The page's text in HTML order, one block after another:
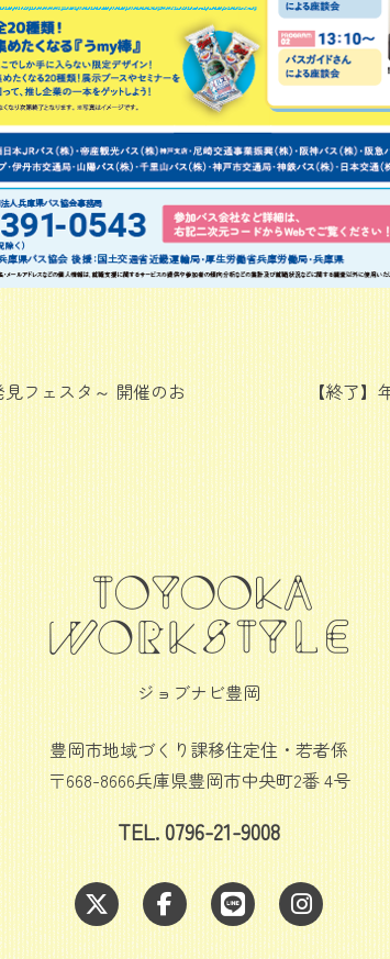
フェスタ～ 開催のお
【終了】
ジョブナビ豊岡
豊岡市地域づくり課移住定住・若者係
〒668-8666兵庫県豊岡市中央町2番 4号
TEL. 0796-21-9008